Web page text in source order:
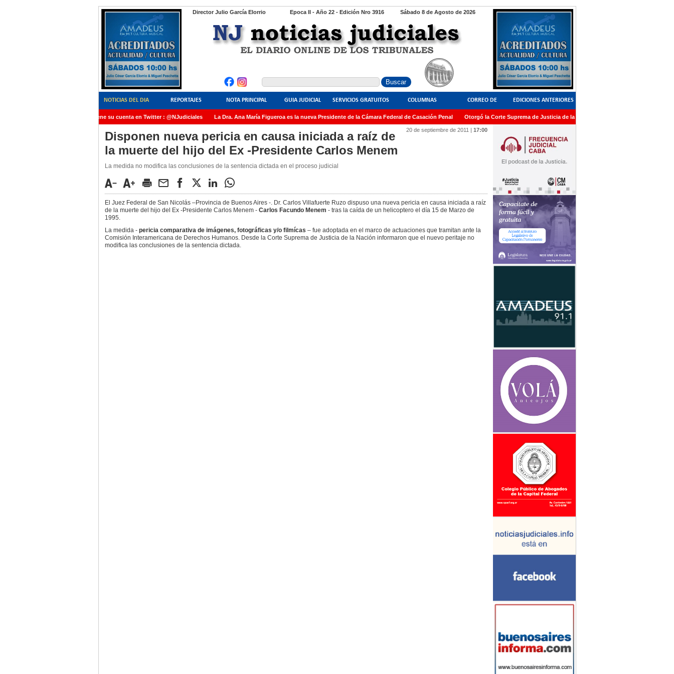
Director Julio García Elorrio Sábado 8 de Agosto de 2026
Epoca II - Año 22 - Edición Nro 3916
NOTICIAS DEL DIA REPORTAJES NOTA PRINCIPAL GUIA JUDICIAL SERVICIOS GRATUITOS COLUMNAS CORREO DE
LECTORES
EDICIONES ANTERIORES
NoticiasJudiciales.INFO tiene su cuenta en Twitter : @NJudiciales La Dra. Ana María Figueroa es la nueva Presidente de la Cámara Federal de Casación Penal Otorgó la Corte Suprema de Justicia de la Nación una medalla al Dr. Raul
AMIA quedó radicada ante el Juez Daniel Rafecas 20 de septiembre de 2011 | 17:00
Disponen nueva pericia en causa iniciada a raíz de
la muerte del hijo del Ex -Presidente Carlos Menem
La medida no modifica las conclusiones de la sentencia dictada en el proceso judicial
El Juez Federal de San Nicolás –Provincia de Buenos Aires -. Dr. Carlos Villafuerte Ruzo dispuso una nueva pericia en causa iniciada a raíz
de la muerte del hijo del Ex -Presidente Carlos Menem - Carlos Facundo Menem - tras la caída de un helicoptero el día 15 de Marzo de
1995.
La medida - pericia comparativa de imágenes, fotográficas y/o filmícas – fue adoptada en el marco de actuaciones que tramitan ante la
Comisión Interamericana de Derechos Humanos. Desde la Corte Suprema de Justicia de la Nación informaron que el nuevo peritaje no
modifica las conclusiones de la sentencia dictada.